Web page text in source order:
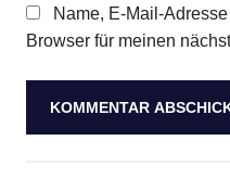
Name, E-Mail-
Browser für meinen